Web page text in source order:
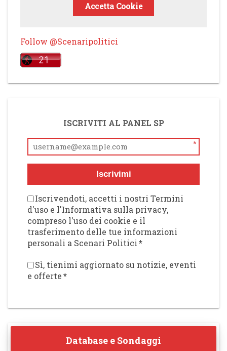
Accetta Cookie
Follow @Scenaripolitici
ISCRIVITI AL PANEL SP
*
Iscrivimi
Iscrivendoti, accetti i nostri Termini
d'uso e l'Informativa sulla privacy,
compreso l'uso dei cookie e il
trasferimento delle tue informazioni
personali a Scenari Politici*
Sì, tienimi aggiornato su notizie, eventi
e offerte*
Database e Sondaggi